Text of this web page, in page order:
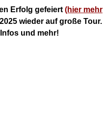
Erfolg gefeiert (hier mehr
wieder auf große Tour.
und mehr!